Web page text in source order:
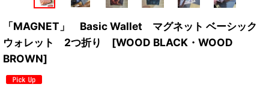
「MAGNET」 Basic Wallet マグネット ベーシック
ウォレット 2つ折り [WOOD BLACK・WOOD
BROWN]